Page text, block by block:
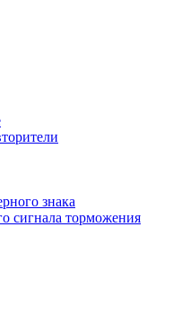
знака
сигнала торможения